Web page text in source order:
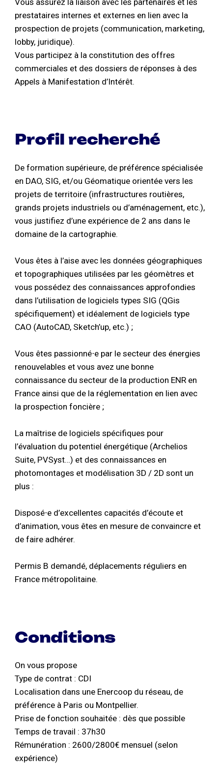
prestataires internes et externes en lien avec la
prospection de projets (communication, marketing,
lobby, juridique).
Vous participez à la constitution des offres
commerciales et des dossiers de réponses à des
Appels à Manifestation d’Intérêt.
Profil recherché
De formation supérieure, de préférence spécialisée
en DAO, SIG, et/ou Géomatique orientée vers les
projets de territoire (infrastructures routières,
grands projets industriels ou d’aménagement, etc.),
vous justifiez d’une expérience de 2 ans dans le
domaine de la cartographie.
Vous êtes à l’aise avec les données géographiques
et topographiques utilisées par les géomètres et
vous possédez des connaissances approfondies
dans l’utilisation de logiciels types SIG (QGis
spécifiquement) et idéalement de logiciels type
CAO (AutoCAD, Sketch’up, etc.) ;
Vous êtes passionné⋅e par le secteur des énergies
renouvelables et vous avez une bonne
connaissance du secteur de la production ENR en
France ainsi que de la réglementation en lien avec
la prospection foncière ;
La maîtrise de logiciels spécifiques pour
l’évaluation du potentiel énergétique (Archelios
Suite, PVSyst…) et des connaissances en
photomontages et modélisation 3D / 2D sont un
plus :
Disposé⋅e d’excellentes capacités d’écoute et
d’animation, vous êtes en mesure de convaincre et
de faire adhérer.
Permis B demandé, déplacements réguliers en
France métropolitaine.
Conditions
On vous propose
Type de contrat : CDI
Localisation dans une Enercoop du réseau, de
préférence à Paris ou Montpellier.
Prise de fonction souhaitée : dès que possible
Temps de travail : 37h30
Rémunération : 2600/2800€ mensuel (selon
expérience)